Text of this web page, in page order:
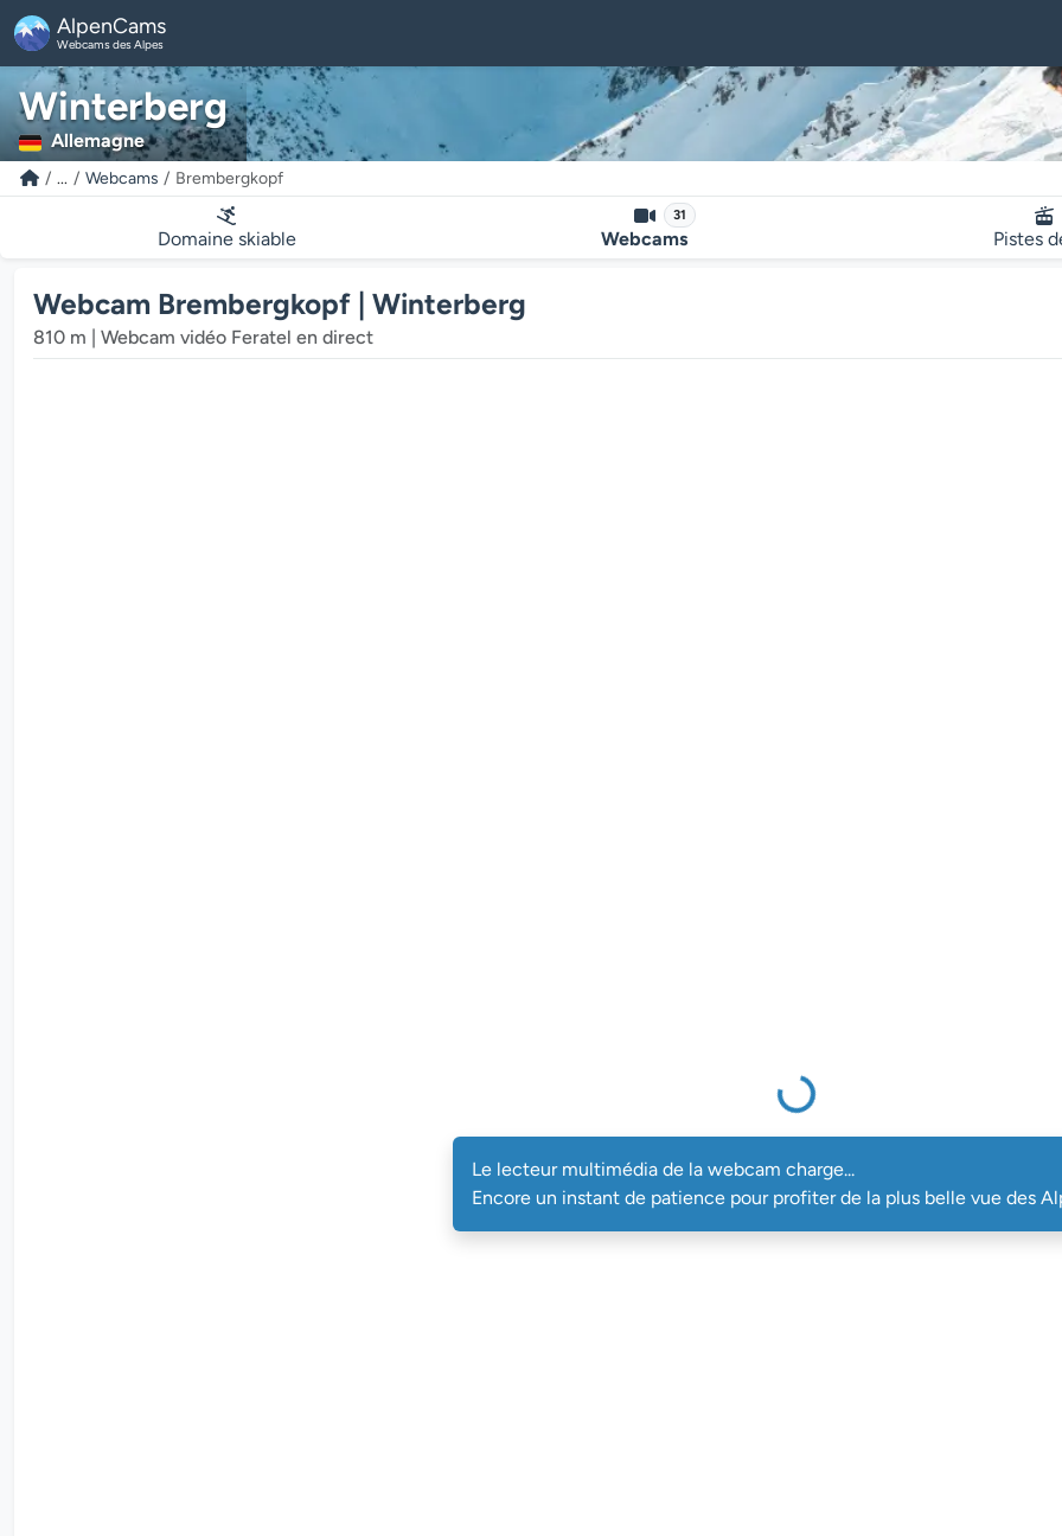
AlpenCams
Webcams des Alpes
Winterberg
Allemagne
... Webcams Brembergkopf
Domaine skiable
31
Webcams Pistes
Webcam Brembergkopf | Winterberg
810 m | Webcam vidéo Feratel en direct
Le lecteur multimédia de la webcam charge...
Encore un instant de patience pour profiter de la plus belle vue des